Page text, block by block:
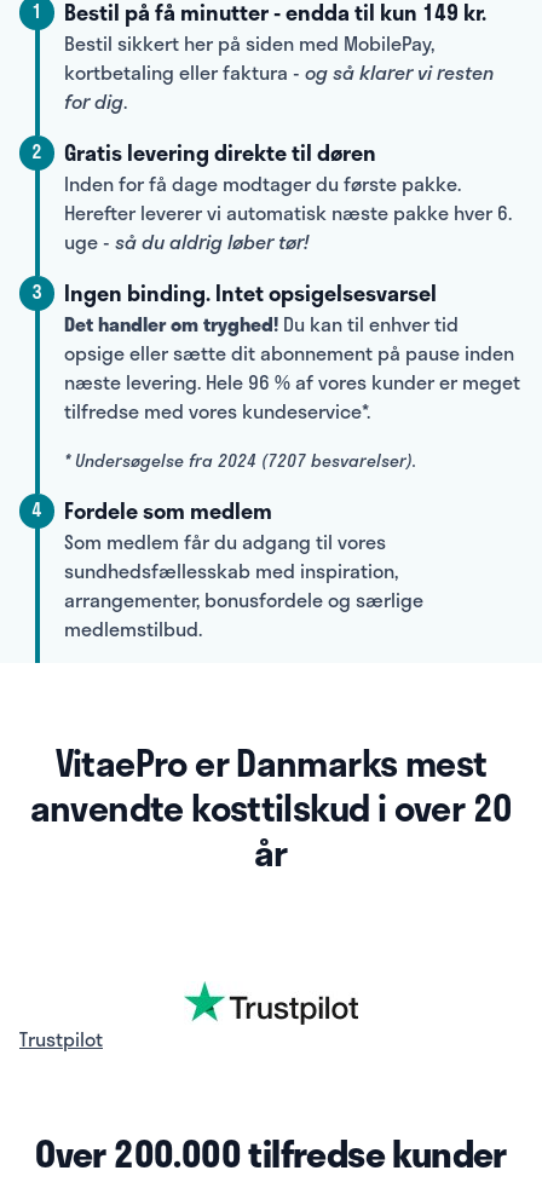
1 Bestil på få minutter - endda til kun 149 kr.
Bestil sikkert her på siden med MobilePay,
kortbetaling eller faktura - og så klarer vi resten
for dig.
2
Gratis levering direkte til døren
Inden for få dage modtager du første pakke.
Herefter leverer vi automatisk næste pakke hver 6.
uge - så du aldrig løber tør!
3
Ingen binding. Intet opsigelsesvarsel
Det handler om tryghed! Du kan til enhver tid
opsige eller sætte dit abonnement på pause inden
næste levering. Hele 96 % af vores kunder er meget
tilfredse med vores kundeservice*.
* Undersøgelse fra 2024 (7207 besvarelser).
4 Fordele som medlem
Som medlem får du adgang til vores
sundhedsfællesskab med inspiration,
arrangementer, bonusfordele og særlige
medlemstilbud.
VitaePro er Danmarks mest
anvendte kosttilskud i over 20
år
Trustpilot
Over 200.000 tilfredse kunder